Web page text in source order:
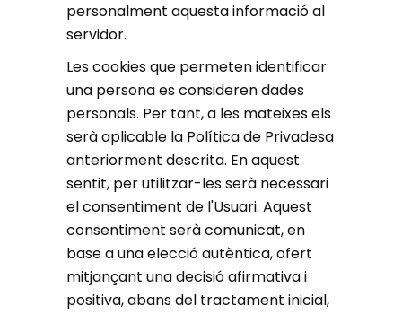
personalment aquesta informació al
servidor.
Les cookies que permeten identificar
una persona es consideren dades
personals. Per tant, a les mateixes els
serà aplicable la Política de Privadesa
anteriorment descrita. En aquest
sentit, per utilitzar-les serà necessari
el consentiment de l'Usuari. Aquest
consentiment serà comunicat, en
base a una elecció autèntica, ofert
mitjançant una decisió afirmativa i
positiva, abans del tractament inicial,